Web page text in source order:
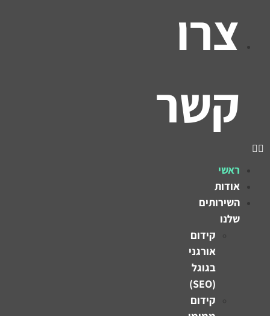
צרו
קשר
ראשי
אודות
השירותים
שלנו
קידום
אורגני
בגוגל
(SEO)
קידום